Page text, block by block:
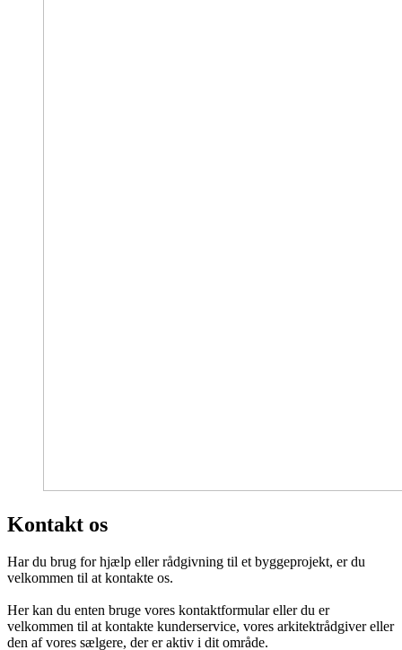
Kontakt os
Har du brug for hjælp eller rådgivning til et byggeprojekt, er du
velkommen til at kontakte os.
Her kan du enten bruge vores kontaktformular eller du er
velkommen til at kontakte kunderservice, vores arkitektrådgiver eller
den af vores sælgere, der er aktiv i dit område.